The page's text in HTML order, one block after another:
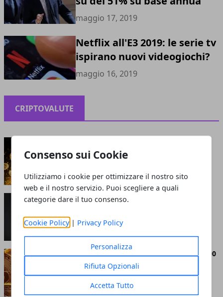
Consenso sui Cookie
Utilizziamo i cookie per ottimizzare il nostro sito
web e il nostro servizio. Puoi scegliere a quali
categorie dare il tuo consenso.
Cookie Policy | Privacy Policy
Personalizza
Rifiuta Opzionali
Accetta Tutto
maggio 17, 2019
Netflix all'E3 2019: le serie tv
ispirano nuovi videogiochi?
maggio 16, 2019
CRIPTOVALUTE
maggio 13, 2021
Perché le criptovalute sono smart: cosa attrae
giugno 05, 2020
Bitcoin abbandona definitivamente quota 8.000
maggio 20, 2019